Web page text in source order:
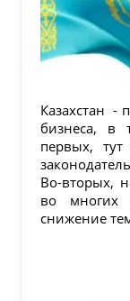
Казахстан -
бизнеса, в
первых, тут
Во-вторых,
во многих
снижение